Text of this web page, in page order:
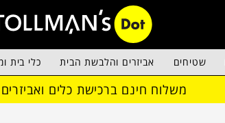
שטיחים אביזרים והלבשת הבית כלי בית
משלוח חינם ברכישת כלים